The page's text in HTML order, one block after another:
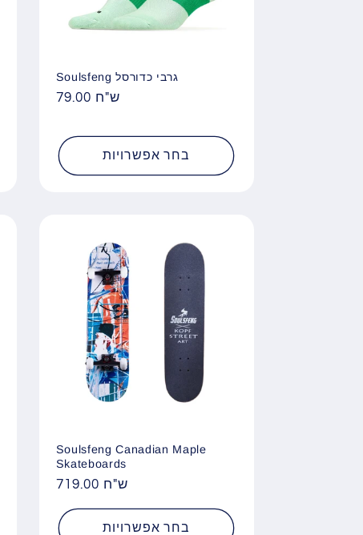
Soulsfeng גרבי כדורסל
מחיר 79.00 ש"ח
בחר אפשרויות
Soulsfeng Canadian Maple
Skateboards
מחיר
719.00 ש"ח
בחר אפשרויות